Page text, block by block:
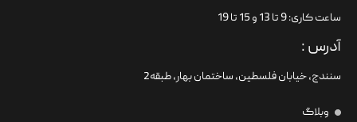
ساعت کاری: 9 تا 13 و 15 تا 19
آدرس :
سنندج، خیابان فلسطین،‌ ساختمان بهار، طبقه2
وبلاگ